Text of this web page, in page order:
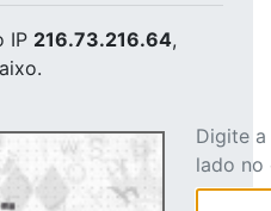
IP 216.73.216.64,
Digite
lado no